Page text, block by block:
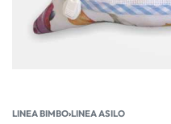
LINEA BIMBO›LINEA ASILO